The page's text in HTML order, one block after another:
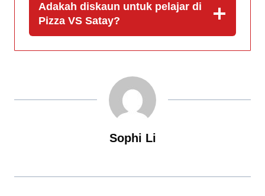
Adakah diskaun untuk pelajar di
Pizza VS Satay?
Sophi Li